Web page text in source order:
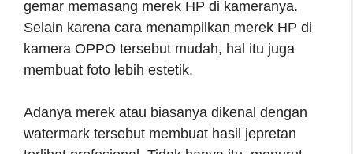
gemar memasang merek HP di kameranya.
Selain karena cara menampilkan merek HP di
kamera OPPO tersebut mudah, hal itu juga
membuat foto lebih estetik.
Adanya merek atau biasanya dikenal dengan
watermark tersebut membuat hasil jepretan